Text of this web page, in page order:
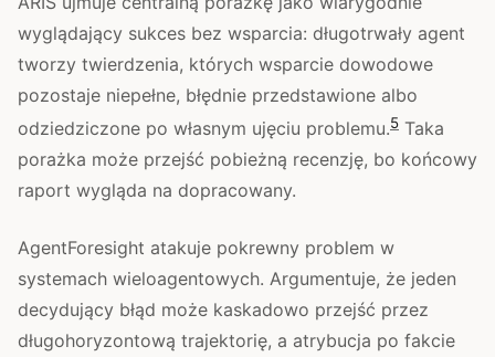
wyglądający sukces bez wsparcia: długotrwały agent
tworzy twierdzenia, których wsparcie dowodowe
pozostaje niepełne, błędnie przedstawione albo
odziedziczone po własnym ujęciu problemu.5 Taka
porażka może przejść pobieżną recenzję, bo końcowy
raport wygląda na dopracowany.
AgentForesight atakuje pokrewny problem w
systemach wieloagentowych. Argumentuje, że jeden
decydujący błąd może kaskadowo przejść przez
długohoryzontową trajektorię, a atrybucja po fakcie